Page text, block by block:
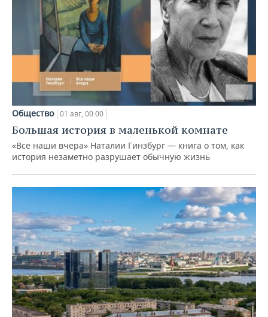
Общество 01 авг, 00:00
Большая история в маленькой комнате
«Все наши вчера» Наталии Гинзбург — книга о том, как
история незаметно разрушает обычную жизнь